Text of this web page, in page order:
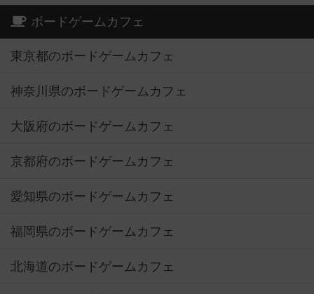
ボードゲームカフェ
東京都のボードゲームカフェ
神奈川県のボードゲームカフェ
大阪府のボードゲームカフェ
京都府のボードゲームカフェ
愛知県のボードゲームカフェ
福岡県のボードゲームカフェ
北海道のボードゲームカフェ